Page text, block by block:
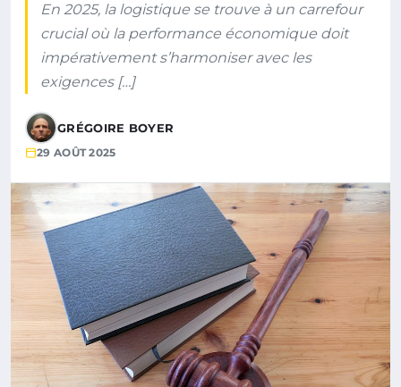
En 2025, la logistique se trouve à un carrefour
crucial où la performance économique doit
impérativement s’harmoniser avec les
exigences […]
GRÉGOIRE BOYER
29 AOÛT 2025